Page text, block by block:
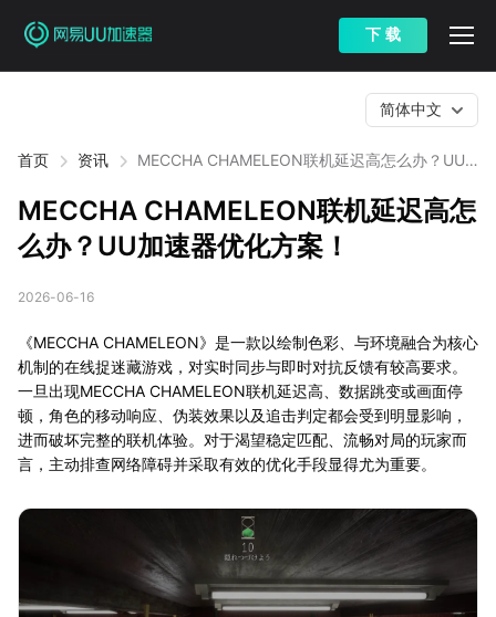
下 载
首页 资讯
MECCHA CHAMELEON联机延迟高怎么办？UU
简体中文
MECCHA CHAMELEON联机延迟高怎
么办？UU加速器优化方案！
2026-06-16
《MECCHA CHAMELEON》是一款以绘制色彩、与环境融合为核心
机制的在线捉迷藏游戏，对实时同步与即时对抗反馈有较高要求。
一旦出现MECCHA CHAMELEON联机延迟高、数据跳变或画面停
顿，角色的移动响应、伪装效果以及追击判定都会受到明显影响，
进而破坏完整的联机体验。对于渴望稳定匹配、流畅对局的玩家而
言，主动排查网络障碍并采取有效的优化手段显得尤为重要。